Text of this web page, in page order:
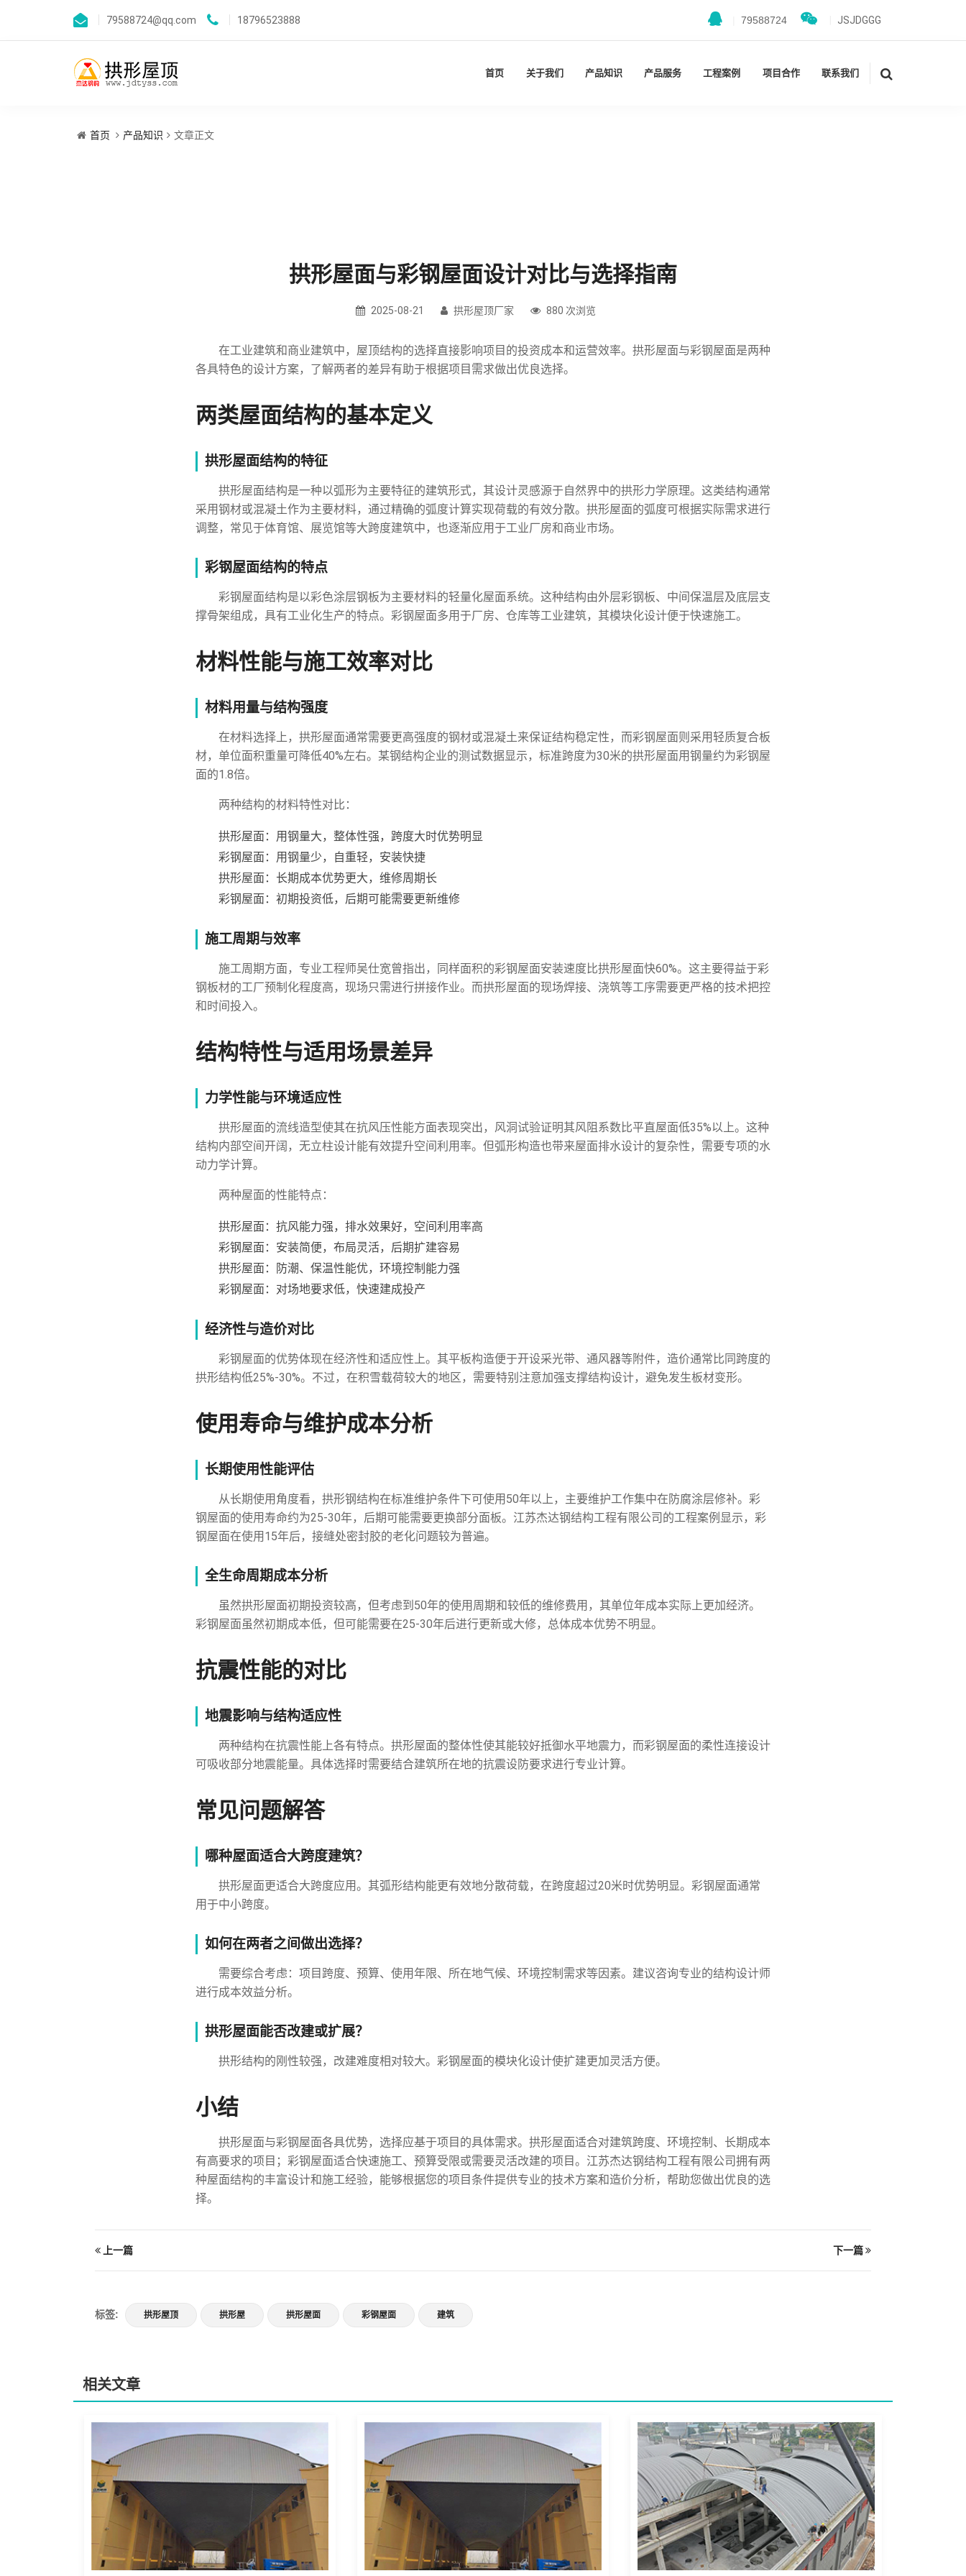
79588724@qq.com 18796523888 79588724 JSJDGGG
首页 关于我们 产品知识 产品服务 工程案例 项目合作 联系我们
首页 产品知识 文章正文
拱形屋面与彩钢屋面设计对比与选择指南
2025-08-21 拱形屋顶厂家 880 次浏览
在工业建筑和商业建筑中，屋顶结构的选择直接影响项目的投资成本和运营效率。拱形屋面与彩钢屋面是两种
各具特色的设计方案，了解两者的差异有助于根据项目需求做出优良选择。
两类屋面结构的基本定义
拱形屋面结构的特征
拱形屋面结构是一种以弧形为主要特征的建筑形式，其设计灵感源于自然界中的拱形力学原理。这类结构通常
采用钢材或混凝土作为主要材料，通过精确的弧度计算实现荷载的有效分散。拱形屋面的弧度可根据实际需求进行
调整，常见于体育馆、展览馆等大跨度建筑中，也逐渐应用于工业厂房和商业市场。
彩钢屋面结构的特点
彩钢屋面结构是以彩色涂层钢板为主要材料的轻量化屋面系统。这种结构由外层彩钢板、中间保温层及底层支
撑骨架组成，具有工业化生产的特点。彩钢屋面多用于厂房、仓库等工业建筑，其模块化设计便于快速施工。
材料性能与施工效率对比
材料用量与结构强度
在材料选择上，拱形屋面通常需要更高强度的钢材或混凝土来保证结构稳定性，而彩钢屋面则采用轻质复合板
材，单位面积重量可降低40%左右。某钢结构企业的测试数据显示，标准跨度为30米的拱形屋面用钢量约为彩钢屋
面的1.8倍。
两种结构的材料特性对比：
拱形屋面：用钢量大，整体性强，跨度大时优势明显
彩钢屋面：用钢量少，自重轻，安装快捷
拱形屋面：长期成本优势更大，维修周期长
彩钢屋面：初期投资低，后期可能需要更新维修
施工周期与效率
施工周期方面，专业工程师吴仕宽曾指出，同样面积的彩钢屋面安装速度比拱形屋面快60%。这主要得益于彩
钢板材的工厂预制化程度高，现场只需进行拼接作业。而拱形屋面的现场焊接、浇筑等工序需要更严格的技术把控
和时间投入。
结构特性与适用场景差异
力学性能与环境适应性
拱形屋面的流线造型使其在抗风压性能方面表现突出，风洞试验证明其风阻系数比平直屋面低35%以上。这种
结构内部空间开阔，无立柱设计能有效提升空间利用率。但弧形构造也带来屋面排水设计的复杂性，需要专项的水
动力学计算。
两种屋面的性能特点：
拱形屋面：抗风能力强，排水效果好，空间利用率高
彩钢屋面：安装简便，布局灵活，后期扩建容易
拱形屋面：防潮、保温性能优，环境控制能力强
彩钢屋面：对场地要求低，快速建成投产
经济性与造价对比
彩钢屋面的优势体现在经济性和适应性上。其平板构造便于开设采光带、通风器等附件，造价通常比同跨度的
拱形结构低25%-30%。不过，在积雪载荷较大的地区，需要特别注意加强支撑结构设计，避免发生板材变形。
使用寿命与维护成本分析
长期使用性能评估
从长期使用角度看，拱形钢结构在标准维护条件下可使用50年以上，主要维护工作集中在防腐涂层修补。彩
钢屋面的使用寿命约为25-30年，后期可能需要更换部分面板。江苏杰达钢结构工程有限公司的工程案例显示，彩
钢屋面在使用15年后，接缝处密封胶的老化问题较为普遍。
全生命周期成本分析
虽然拱形屋面初期投资较高，但考虑到50年的使用周期和较低的维修费用，其单位年成本实际上更加经济。
彩钢屋面虽然初期成本低，但可能需要在25-30年后进行更新或大修，总体成本优势不明显。
抗震性能的对比
地震影响与结构适应性
两种结构在抗震性能上各有特点。拱形屋面的整体性使其能较好抵御水平地震力，而彩钢屋面的柔性连接设计
可吸收部分地震能量。具体选择时需要结合建筑所在地的抗震设防要求进行专业计算。
常见问题解答
哪种屋面适合大跨度建筑？
拱形屋面更适合大跨度应用。其弧形结构能更有效地分散荷载，在跨度超过20米时优势明显。彩钢屋面通常
用于中小跨度。
如何在两者之间做出选择？
需要综合考虑：项目跨度、预算、使用年限、所在地气候、环境控制需求等因素。建议咨询专业的结构设计师
进行成本效益分析。
拱形屋面能否改建或扩展？
拱形结构的刚性较强，改建难度相对较大。彩钢屋面的模块化设计使扩建更加灵活方便。
小结
拱形屋面与彩钢屋面各具优势，选择应基于项目的具体需求。拱形屋面适合对建筑跨度、环境控制、长期成本
有高要求的项目；彩钢屋面适合快速施工、预算受限或需要灵活改建的项目。江苏杰达钢结构工程有限公司拥有两
种屋面结构的丰富设计和施工经验，能够根据您的项目条件提供专业的技术方案和造价分析，帮助您做出优良的选
择。
上一篇 下一篇
标签: 拱形屋顶 拱形屋 拱形屋面 彩钢屋面 建筑
相关文章